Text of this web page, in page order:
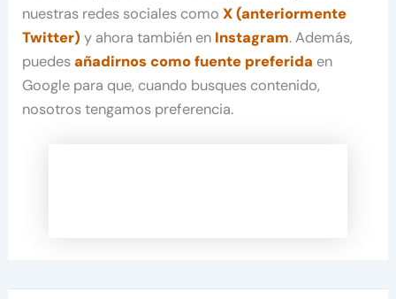
nuestras redes sociales comoX (anteriormente
Twitter) y ahora también en Instagram. Además,
puedesañadirnos como fuente preferida en
Google para que, cuando busques contenido,
nosotros tengamos preferencia.